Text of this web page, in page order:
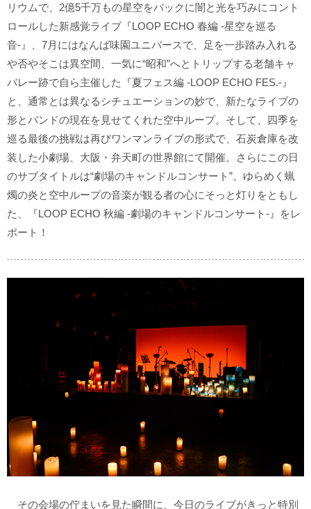
リウムで、2億5千万もの星空をバックに闇と光を巧みにコント
ロールした新感覚ライブ『LOOP ECHO 春編 -星空を巡る
音-』、7月にはなんば味園ユニバースで、足を一歩踏み入れる
や否やそこは異空間、一気に“昭和”へとトリップする老舗キャ
バレー跡で自ら主催した『夏フェス編 -LOOP ECHO FES.-』
と、通常とは異なるシチュエーションの妙で、新たなライブの
形とバンドの現在を見せてくれた空中ループ。そして、四季を
巡る最後の挑戦は再びワンマンライブの形式で、石炭倉庫を改
装した小劇場、大阪・弁天町の世界館にて開催。さらにこの日
のサブタイトルは“劇場のキャンドルコンサート”。ゆらめく蝋
燭の炎と空中ループの音楽が観る者の心にそっと灯りをともし
た、『LOOP ECHO 秋編 -劇場のキャンドルコンサート-』をレ
ポート！
その会場の佇まいを見た瞬間に、今日のライブがきっと特別